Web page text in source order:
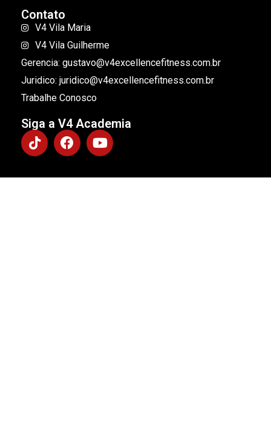
Contato
V4 Vila Maria
V4 Vila Guilherme
Gerencia: gustavo@v4excellencefitness.com.br
Juridico: juridico@v4excellencefitness.com.br
Trabalhe Conosco
Siga a V4 Academia